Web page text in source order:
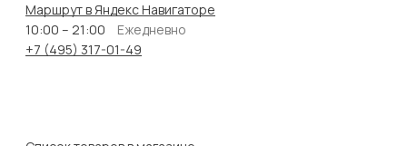
Маршрут в Яндекс Навигаторе
10:00 – 21:00
Ежедневно
+7 (495) 317-01-49